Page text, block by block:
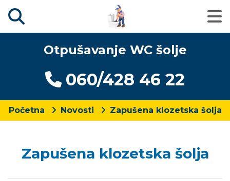
Otpušavanje WC šolje
060/428 46 22
Početna Novosti Zapušena klozetska šolja
Zapušena klozetska šolja